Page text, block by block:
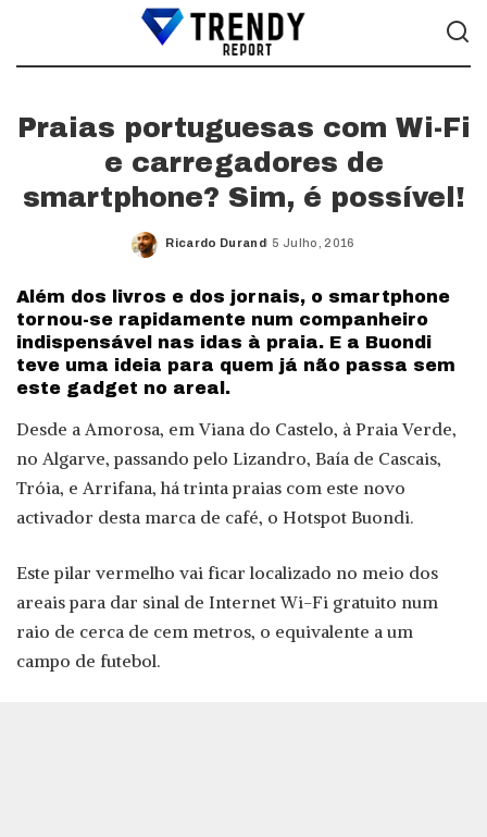
Praias portuguesas com Wi-Fi
e carregadores de
smartphone? Sim, é possível!
Posted
Ricardo Durand 5 Julho, 2016
Além dos livros e dos jornais, o smartphone
tornou-se rapidamente num companheiro
indispensável nas idas à praia. E a Buondi
teve uma ideia para quem já não passa sem
este gadget no areal.
Desde a Amorosa, em Viana do Castelo, à Praia Verde,
no Algarve, passando pelo Lizandro, Baía de Cascais,
Tróia, e Arrifana, há trinta praias com este novo
activador desta marca de café, o Hotspot Buondi.
Este pilar vermelho vai ficar localizado no meio dos
areais para dar sinal de Internet Wi-Fi gratuito num
raio de cerca de cem metros, o equivalente a um
campo de futebol.